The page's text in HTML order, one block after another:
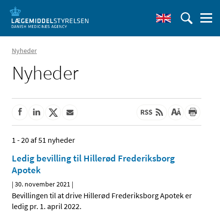
Nyheder
Nyheder
1 - 20 af 51 nyheder
Ledig bevilling til Hillerød Frederiksborg
Apotek
|30. november 2021 |
Bevillingen til at drive Hillerød Frederiksborg Apotek er
ledig pr. 1. april 2022.